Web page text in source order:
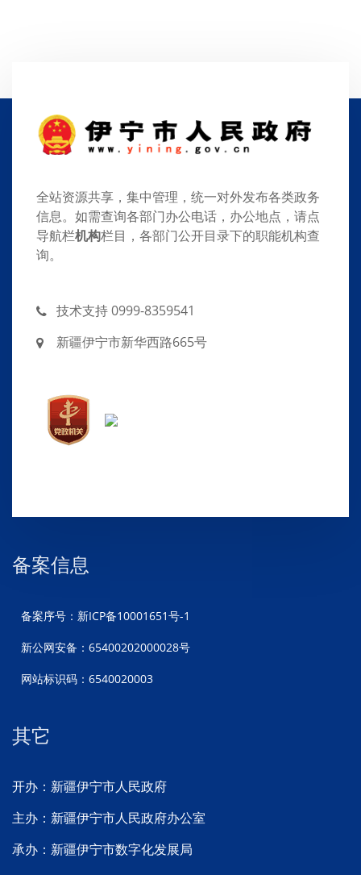
全站资源共享，集中管理，统一对外发布各类政务
信息。如需查询各部门办公电话，办公地点，请点
导航栏机构栏目，各部门公开目录下的职能机构查
询。
技术支持 0999-8359541
新疆伊宁市新华西路665号
备案信息
备案序号：新ICP备10001651号-1
新公网安备：65400202000028号
网站标识码：6540020003
其它
开办：新疆伊宁市人民政府
主办：新疆伊宁市人民政府办公室
承办：新疆伊宁市数字化发展局